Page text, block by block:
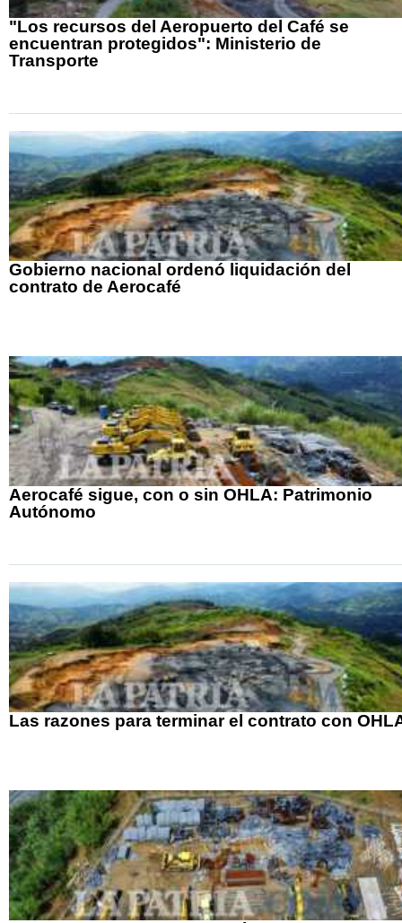
"Los recursos del Aeropuerto del Café se
encuentran protegidos": Ministerio de
Transporte
Gobierno nacional ordenó liquidación del
contrato de Aerocafé
Aerocafé sigue, con o sin OHLA: Patrimonio
Autónomo
Las razones para terminar el contrato con